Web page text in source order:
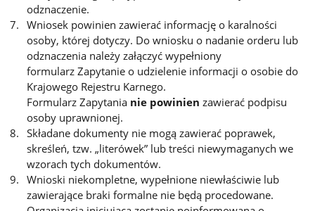
odznaczenie.
Wniosek powinien zawierać informację o karalności
osoby, której dotyczy. Do wniosku o nadanie orderu lub
odznaczenia należy załączyć wypełniony
formularz Zapytanie o udzielenie informacji o osobie do
Krajowego Rejestru Karnego.
Formularz Zapytania nie powinien zawierać podpisu
osoby uprawnionej.
Składane dokumenty nie mogą zawierać poprawek,
skreśleń, tzw. „literówek” lub treści niewymaganych we
wzorach tych dokumentów.
Wnioski niekompletne, wypełnione niewłaściwie lub
zawierające braki formalne nie będą procedowane.